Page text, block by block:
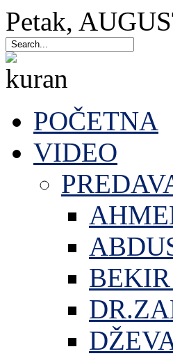
Petak,
POČETNA
VIDEO